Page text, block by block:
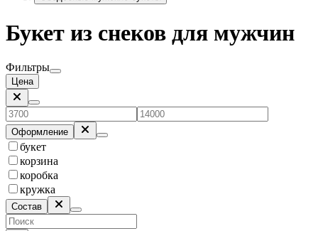
Букет из снеков для мужчин
Фильтры
Цена
Оформление
букет
корзина
коробка
кружка
Состав